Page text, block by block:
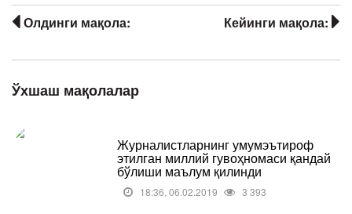
Кейинги мақола:
Олдинги мақола:
Ўхшаш мақолалар
Журналистларнинг умумэътироф
этилган миллий гувоҳномаси қандай
бўлиши маълум қилинди
18:36, 06.02.2019 3 393